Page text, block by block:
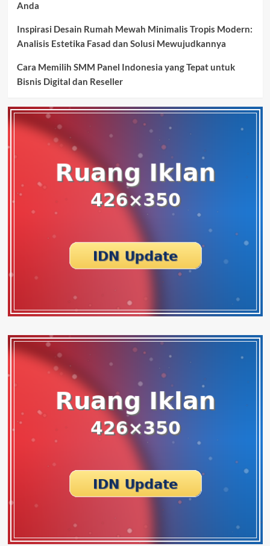
Anda
Inspirasi Desain Rumah Mewah Minimalis Tropis Modern:
Analisis Estetika Fasad dan Solusi Mewujudkannya
Cara Memilih SMM Panel Indonesia yang Tepat untuk
Bisnis Digital dan Reseller